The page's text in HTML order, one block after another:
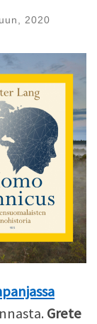
2020
Grete